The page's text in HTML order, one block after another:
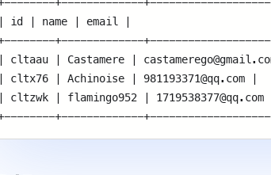
| id | name | email |
+-------------
| cltaau | Castamere |
| cltx76 | Achinoise | 981193371@qq.com |
| cltzwk | flamingo952 | 1719538377@qq.com
+-------------